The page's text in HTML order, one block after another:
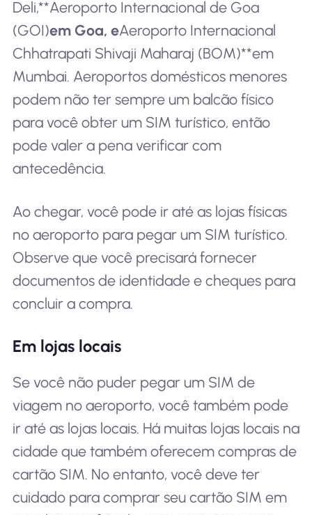
Deli,**Aeroporto Internacional de Goa
(GOI)em Goa, eAeroporto Internacional
Chhatrapati Shivaji Maharaj (BOM)**em
Mumbai. Aeroportos domésticos menores
podem não ter sempre um balcão físico
para você obter um SIM turístico, então
pode valer a pena verificar com
antecedência.
Ao chegar, você pode ir até as lojas físicas
no aeroporto para pegar um SIM turístico.
Observe que você precisará fornecer
documentos de identidade e cheques para
concluir a compra.
Em lojas locais
Se você não puder pegar um SIM de
viagem no aeroporto, você também pode
ir até as lojas locais. Há muitas lojas locais na
cidade que também oferecem compras de
cartão SIM. No entanto, você deve ter
cuidado para comprar seu cartão SIM em